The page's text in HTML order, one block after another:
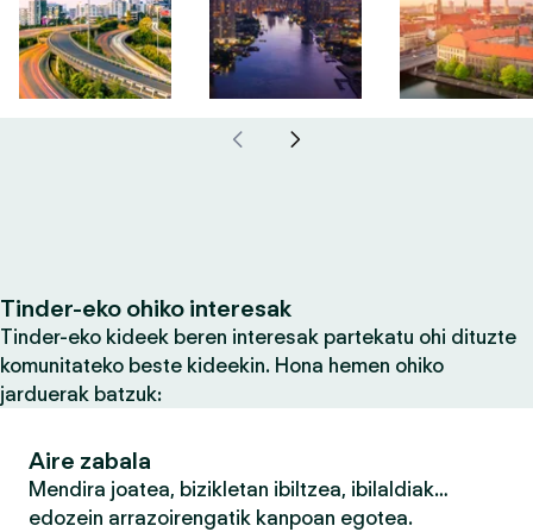
Tinder-eko ohiko interesak
Tinder-eko kideek beren interesak partekatu ohi dituzte
komunitateko beste kideekin. Hona hemen ohiko
jarduerak batzuk:
Aire zabala
Mendira joatea, bizikletan ibiltzea, ibilaldiak…
edozein arrazoirengatik kanpoan egotea.